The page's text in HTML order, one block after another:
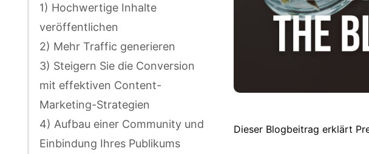
1) Hochwertige Inhalte
veröffentlichen
2) Mehr Traffic generieren
3) Steigern Sie die Conversion
mit effektiven Content-
Marketing-Strategien
4) Aufbau einer Community und
Einbindung Ihres Publikums
Dieser Blogbeitrag erklärt